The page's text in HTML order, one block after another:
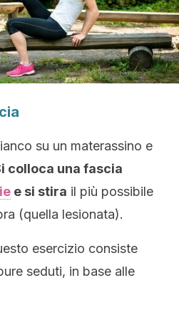
su un materassino e
colloca una fascia
e si stira il più possibile
(quella lesionata).
esercizio consiste
seduti, in base alle